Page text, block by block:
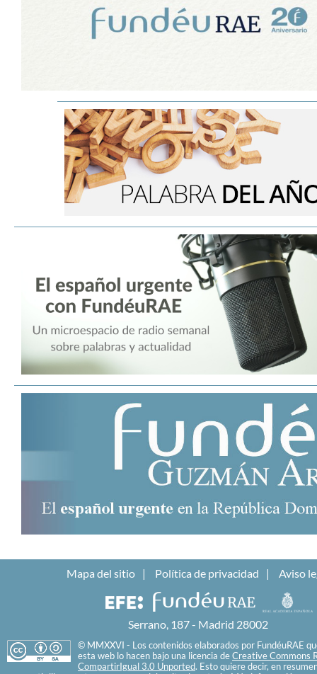
Mapa del sitio Política de privacidad Aviso
Serrano, 187 - Madrid 28002
© MMXXVI - Los contenidos elaborados por FundéuRAE
esta web lo hacen bajo una licencia de Creative Commons
CompartirIgual 3.0 Unported. Esto quiere decir, en